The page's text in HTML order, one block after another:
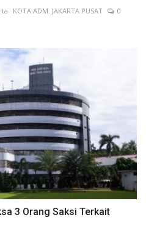
KOTA ADM. JAKARTA PUSAT
0
3 Orang Saksi Terkait